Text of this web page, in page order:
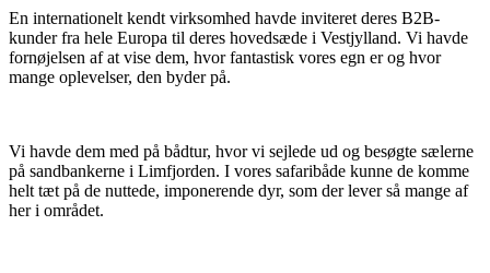
En internationelt kendt virksomhed havde inviteret deres B2B-
kunder fra hele Europa til deres hovedsæde i Vestjylland. Vi havde
fornøjelsen af at vise dem, hvor fantastisk vores egn er og hvor
mange oplevelser, den byder på.
Vi havde dem med på bådtur, hvor vi sejlede ud og besøgte sælerne
på sandbankerne i Limfjorden. I vores safaribåde kunne de komme
helt tæt på de nuttede, imponerende dyr, som der lever så mange af
her i området.